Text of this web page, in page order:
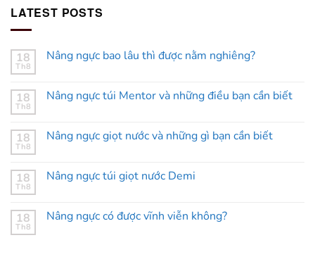
LATEST POSTS
18
Th8
Nâng ngực bao lâu thì được nằm nghiêng?
18
Th8
Nâng ngực túi Mentor và những điều bạn cần biết
18
Th8
Nâng ngực giọt nước và những gì bạn cần biết
18
Th8
Nâng ngực túi giọt nước Demi
18
Th8
Nâng ngực có được vĩnh viễn không?